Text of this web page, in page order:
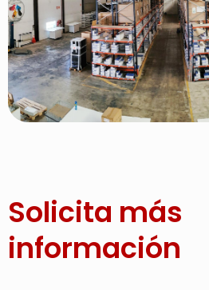
Solicita más
información